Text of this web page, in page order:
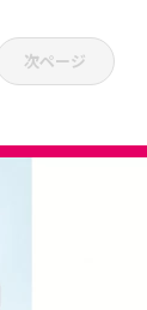
次ページ